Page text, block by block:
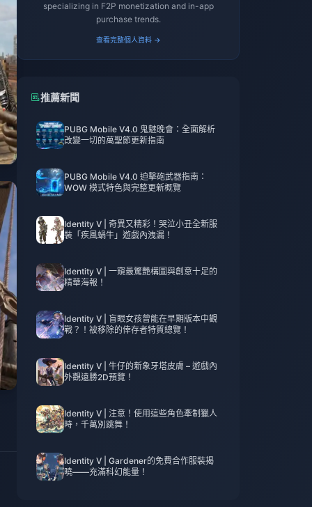
specializing in F2P monetization and in-app
purchase trends.
查看完整個人資料 →
推薦新聞
PUBG Mobile V4.0 鬼魅晚會：全面解析
改變一切的萬聖節更新指南
PUBG Mobile V4.0 迫擊砲武器指南：
WOW 模式特色與完整更新概覽
Identity V | 奇異又精彩！哭泣小丑全新服
裝「疾風蝸牛」遊戲內洩漏！
Identity V | 一窺最驚艷構圖與創意十足的
精華海報！
Identity V | 盲眼女孩曾能在早期版本中觀
戰？！被移除的倖存者特質總覽！
Identity V | 牛仔的新象牙塔皮膚 – 遊戲內
外觀遠勝2D預覽！
Identity V | 注意！使用這些角色牽制獵人
時，千萬別跳舞！
Identity V | Gardener的免費合作服裝揭
曉——充滿科幻能量！